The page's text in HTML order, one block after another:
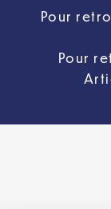
Pour
Pour